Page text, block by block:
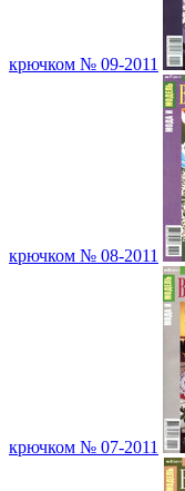
крючком № 09-2011
крючком № 08-2011
крючком № 07-2011